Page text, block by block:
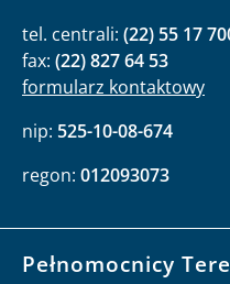
tel. centrali: (22) 55 17
fax: (22) 827 64 53
formularz kontaktowy
nip: 525-10-08-674
regon: 012093073
Pełnomocnicy